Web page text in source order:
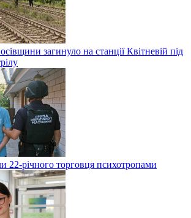
загинуло на станції Квітневій під
22-річного торговця психотропами